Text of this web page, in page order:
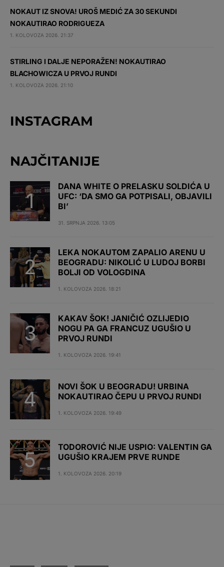
NOKAUT IZ SNOVA! UROŠ MEDIĆ ZA 30 SEKUNDI
NOKAUTIRAO RODRIGUEZA
1. KOLOVOZA 2026. 21:37
STIRLING I DALJE NEPORAŽEN! NOKAUTIRAO
BLACHOWICZA U PRVOJ RUNDI
1. KOLOVOZA 2026. 21:10
INSTAGRAM
NAJČITANIJE
DANA WHITE O PRELASKU SOLDIĆA U
UFC: ‘DA SMO GA POTPISALI, OBJAVILI
BI’
31. SRPNJA 2026. 13:05
LEKA NOKAUTOM ZAPALIO ARENU U
BEOGRADU: NIKOLIĆ U LUDOJ BORBI
BOLJI OD VOLOGDINA
1. KOLOVOZA 2026. 18:21
KAKAV ŠOK! JANIČIĆ OZLIJEDIO
NOGU PA GA FRANCUZ UGUŠIO U
PRVOJ RUNDI
1. KOLOVOZA 2026. 19:41
NOVI ŠOK U BEOGRADU! URBINA
NOKAUTIRAO ČEPU U PRVOJ RUNDI
1. KOLOVOZA 2026. 19:49
TODOROVIĆ NIJE USPIO: VALENTIN GA
UGUŠIO KRAJEM PRVE RUNDE
1. KOLOVOZA 2026. 20:19